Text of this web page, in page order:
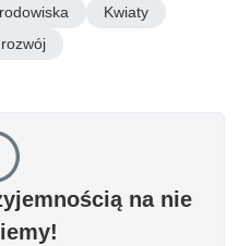
Kwiaty
na nie